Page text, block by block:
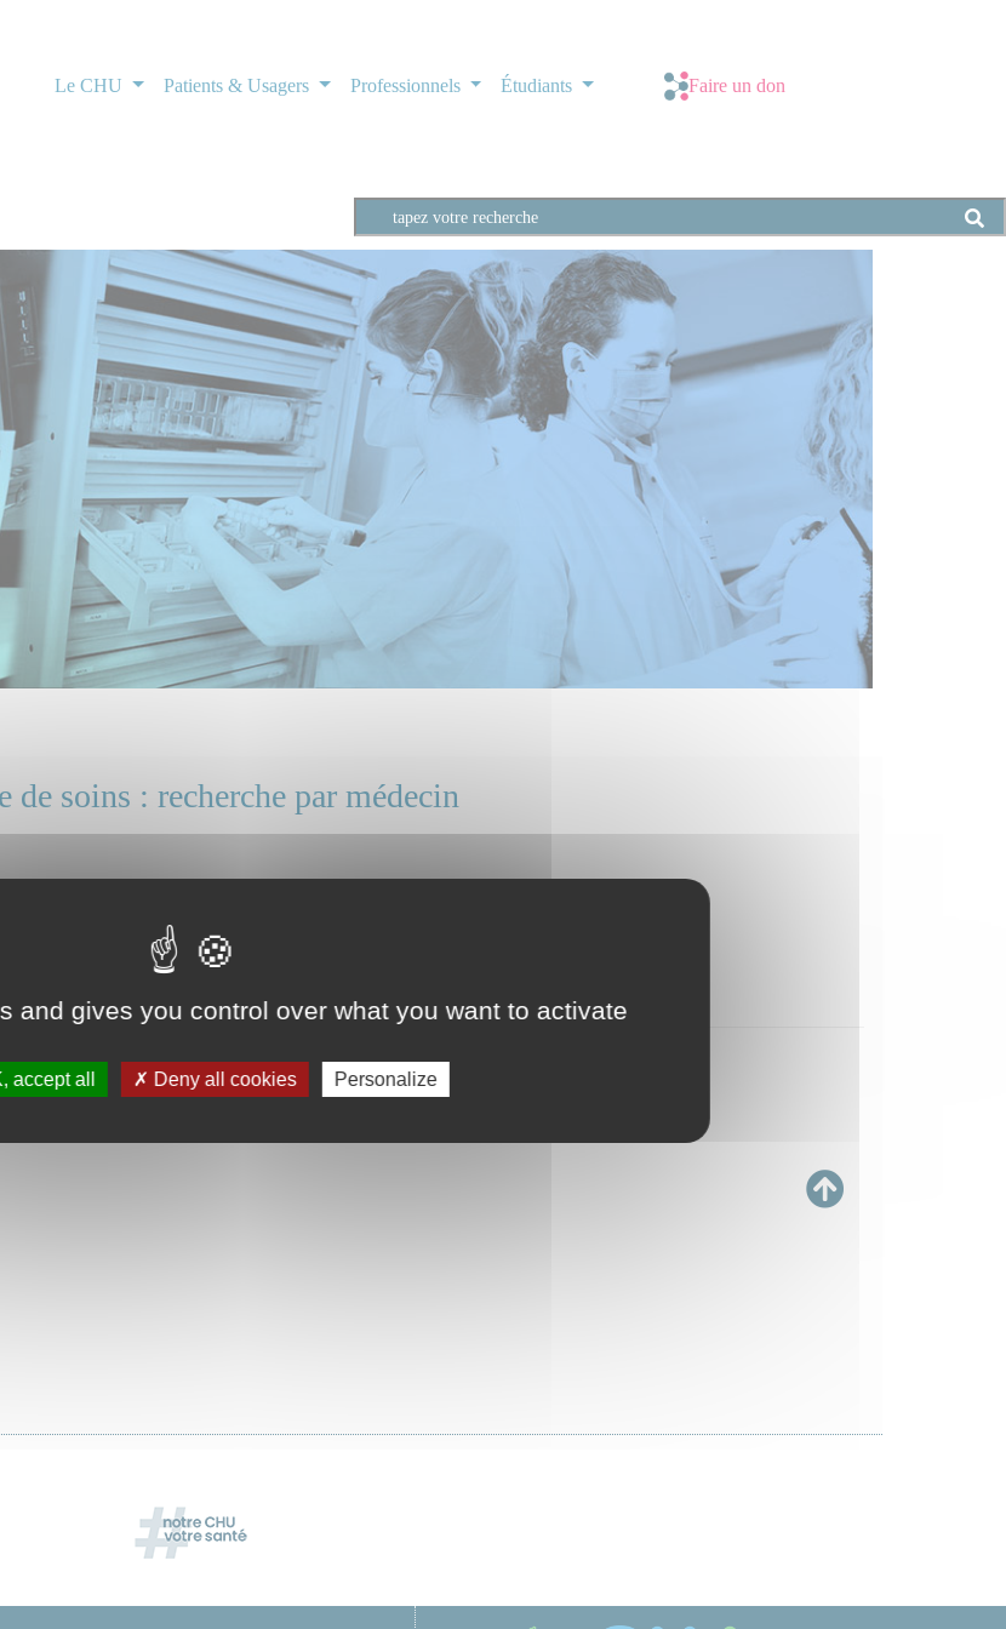
Le CHU Patients & Usagers Professionnels Étudiants Faire un don
de soins : recherche par médecin
unité(s) concerné(s) :
77 82 81 34
and gives you control over what you want to activate
accept all Deny all cookies Personalize